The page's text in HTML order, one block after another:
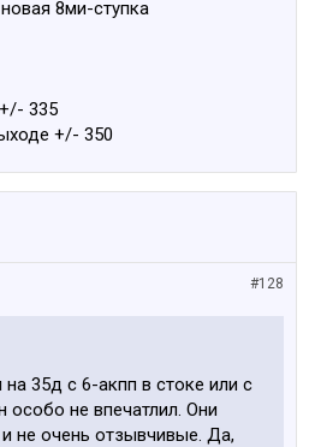
8ми-ступка
335
+/- 350
#128
35д с 6-акпп в стоке или с
особо не впечатлил. Они
не очень отзывчивые. Да,